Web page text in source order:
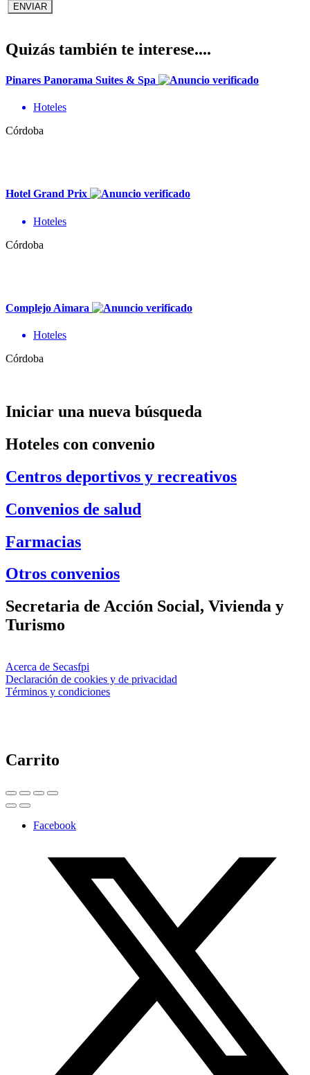
Quizás también te interese....
Pinares Panorama Suites & Spa
Hoteles
Córdoba
Hotel Grand Prix
Hoteles
Córdoba
Complejo Aimara
Hoteles
Córdoba
Iniciar una nueva búsqueda
Hoteles con convenio
Centros deportivos y recreativos
Convenios de salud
Farmacias
Otros convenios
Secretaria de Acción Social, Vivienda y
Turismo
Acerca de Secasfpi
Declaración de cookies y de privacidad
Términos y condiciones
Carrito
Facebook